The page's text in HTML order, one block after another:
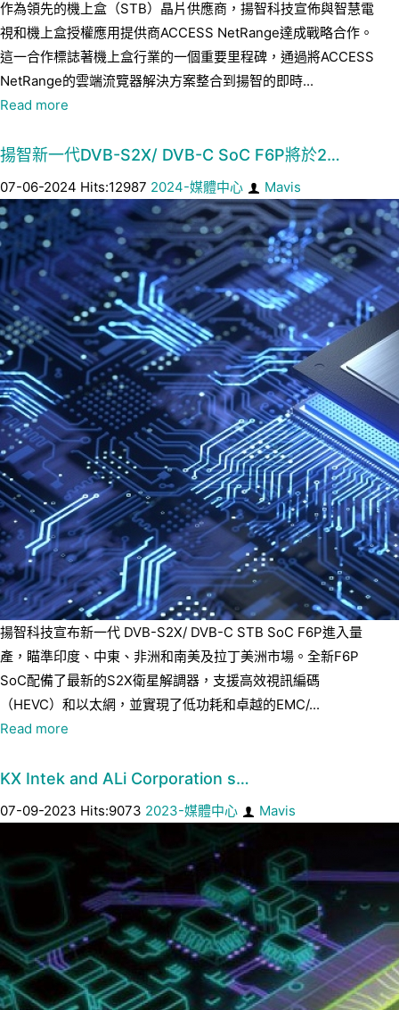
作為領先的機上盒（STB）晶片供應商，揚智科技宣佈與智慧電
視和機上盒授權應用提供商ACCESS NetRange達成戰略合作。
這一合作標誌著機上盒行業的一個重要里程碑，通過將ACCESS
NetRange的雲端流覽器解決方案整合到揚智的即時...
Read more
揚智新一代DVB-S2X/ DVB-C SoC F6P將於2…
07-06-2024 Hits:12987 2024-媒體中心 Mavis
揚智科技宣布新一代 DVB-S2X/ DVB-C STB SoC F6P進入量
產，瞄準印度、中東、非洲和南美及拉丁美洲市場。全新F6P
SoC配備了最新的S2X衛星解調器，支援高效視訊編碼
（HEVC）和以太網，並實現了低功耗和卓越的EMC/...
Read more
KX Intek and ALi Corporation s…
07-09-2023 Hits:9073 2023-媒體中心 Mavis